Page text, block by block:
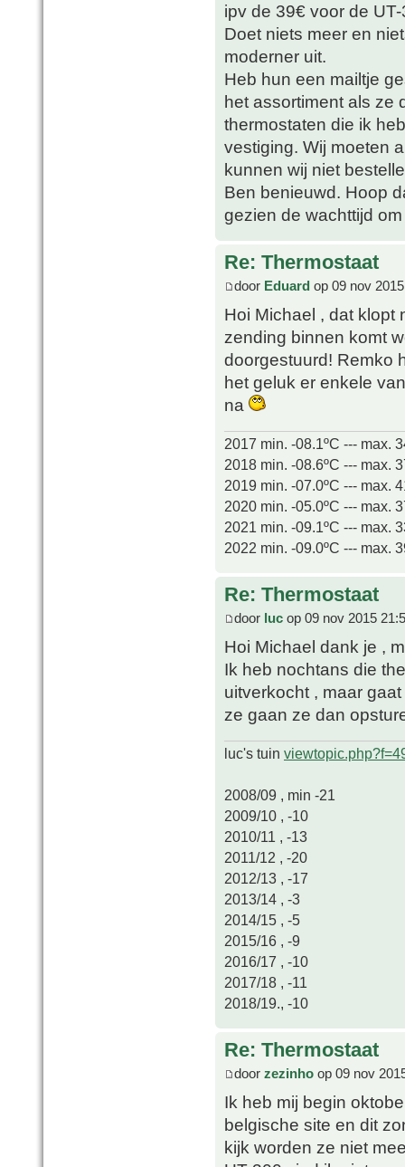
ipv de 39€ voor de
Doet niets meer en
moderner uit.
Heb hun een mailtje
het assortiment als ze
thermostaten die ik
vestiging. Wij moeten
kunnen wij niet
Ben benieuwd. Hoop
gezien de wachttijd
Re: Thermostaat
door Eduard op 09 nov
Hoi Michael , dat klopt
zending binnen komt
doorgestuurd! Remko
het geluk er enkele
na
2017 min. -08.1ºC --- max.
2018 min. -08.6ºC --- max.
2019 min. -07.0ºC --- max.
2020 min. -05.0ºC --- max.
2021 min. -09.1ºC --- max.
2022 min. -09.0ºC --- max.
Re: Thermostaat
door luc op 09 nov 2015
Hoi Michael dank je ,
Ik heb nochtans die
uitverkocht , maar
ze gaan ze dan
luc's tuin
2008/09 , min -21
2009/10 , -10
2010/11 , -13
2011/12 , -20
2012/13 , -17
2013/14 , -3
2014/15 , -5
2015/16 , -9
2016/17 , -10
2017/18 , -11
2018/19., -10
Re: Thermostaat
door zezinho op 09 nov
Ik heb mij begin
belgische site en dit
kijk worden ze niet